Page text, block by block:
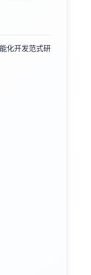
化开发范式研